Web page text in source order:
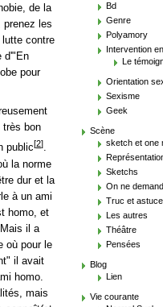
de la
prenez les
contre
d'"En
pour
très bon
public[2].
la norme
dur et la
à un ami
homo, et
il a
où pour le
il avait
homo.
mais
Bd
Genre
Polyamory
Intervention
Le
Orientation
Sexisme
Geek
Scène
sketch et one
Sketchs
On ne
Truc et astuce
Les autres
Théâtre
Pensées
Blog
Lien
Vie courante